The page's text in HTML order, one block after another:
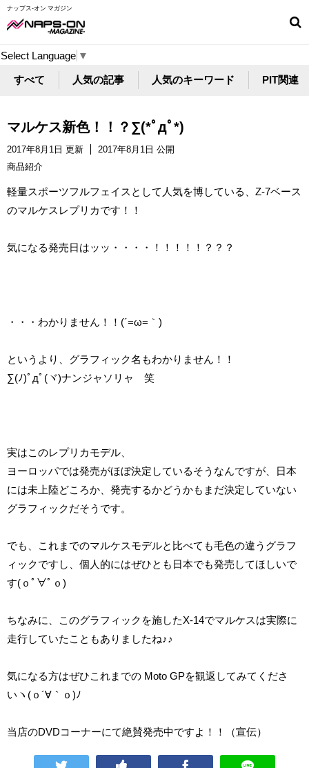
ナップス-オン マガジン
Select Language ▼
すべて 人気の記事 人気のキーワード PIT関連
マルケス新色！！？∑(*ﾟдﾟ*)
2017年8月1日 更新
2017年8月1日 公開
商品紹介
軽量スポーツフルフェイスとして人気を博している、Z-7ベース
のマルケスレプリカです！！
気になる発売日はッッ・・・・！！！！！？？？
・・・わかりません！！(´=ω=｀)
というより、グラフィック名もわかりません！！
∑(ﾉ)ﾟдﾟ(ヾ)ナンジャソリャ 笑
実はこのレプリカモデル、
ヨーロッパでは発売がほぼ決定しているそうなんですが、日本
には未上陸どころか、発売するかどうかもまだ決定していない
グラフィックだそうです。
でも、これまでのマルケスモデルと比べても毛色の違うグラフ
ィックですし、個人的にはぜひとも日本でも発売してほしいで
す(ｏﾟ∀ﾟｏ)
ちなみに、このグラフィックを施したX-14でマルケスは実際に
走行していたこともありましたね♪♪
気になる方はぜひこれまでの Moto GPを観返してみてくださ
いヽ(ｏ´∀｀ｏ)ﾉ
当店のDVDコーナーにて絶賛発売中ですよ！！（宣伝）